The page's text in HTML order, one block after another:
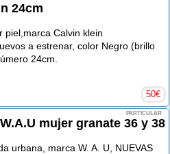
24cm
piel,marca Calvin klein
a estrenar, color Negro (brillo
24cm.
50€
PARTICULAR
mujer granate 36 y 38
urbana, marca W. A. U, NUEVAS